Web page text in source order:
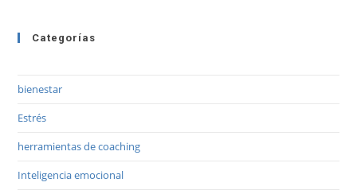
Categorías
bienestar
Estrés
herramientas de coaching
Inteligencia emocional